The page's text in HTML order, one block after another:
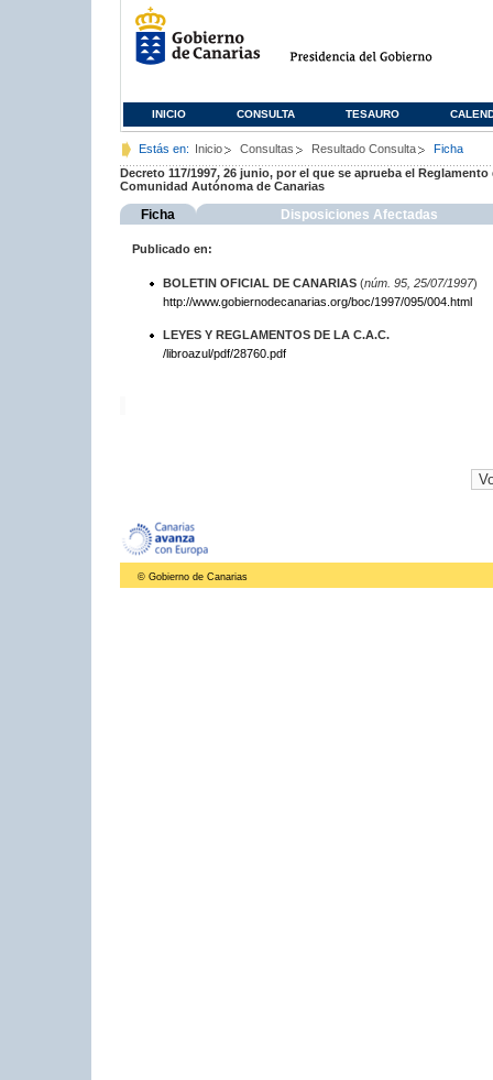
INICIO CONSULTA TESAURO
Estás en: Inicio Consultas Resultado Consulta
Ficha
Decreto 117/1997, 26 junio, por el que se aprueba el
Comunidad Autónoma de Canarias
Ficha Disposiciones Afectadas
Publicado en:
BOLETIN OFICIAL DE CANARIAS(núm. 95, 25/07/1997)
http://www.gobiernodecanarias.org/boc/1997/095/004.html
LEYES Y REGLAMENTOS DE LA C.A.C.
/libroazul/pdf/28760.pdf
© Gobierno de Canarias